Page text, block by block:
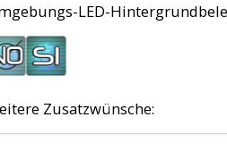
LED-
Zusatzwünsche: